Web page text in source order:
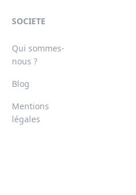
SOCIETE
Qui sommes-
nous ?
Blog
Mentions
légales